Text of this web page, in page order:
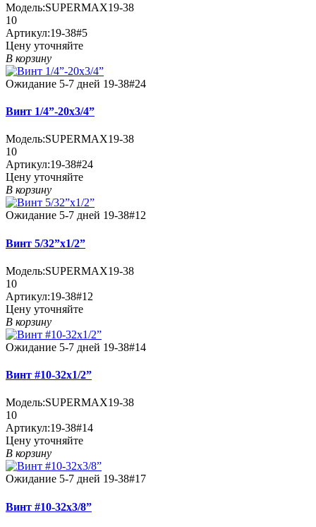
Модель:SUPERMAX19-38
10
Артикул:19-38#5
Цену уточняйте
В корзину
Ожидание 5-7 дней 19-38#24
Винт 1/4”-20x3/4”
Модель:SUPERMAX19-38
10
Артикул:19-38#24
Цену уточняйте
В корзину
Ожидание 5-7 дней 19-38#12
Винт 5/32”x1/2”
Модель:SUPERMAX19-38
10
Артикул:19-38#12
Цену уточняйте
В корзину
Ожидание 5-7 дней 19-38#14
Винт #10-32x1/2”
Модель:SUPERMAX19-38
10
Артикул:19-38#14
Цену уточняйте
В корзину
Ожидание 5-7 дней 19-38#17
Винт #10-32x3/8”